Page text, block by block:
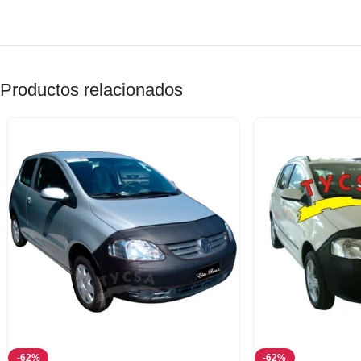
Productos relacionados
-62% -62%